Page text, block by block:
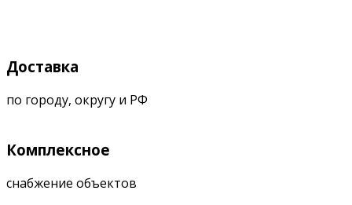
Доставка
по городу, округу и РФ
Комплексное
снабжение объектов